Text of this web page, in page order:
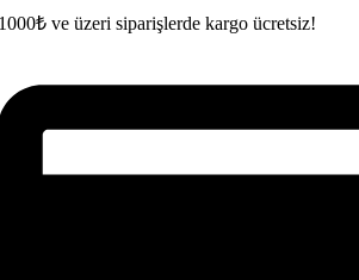
ve üzeri siparişlerde kargo ücretsiz!